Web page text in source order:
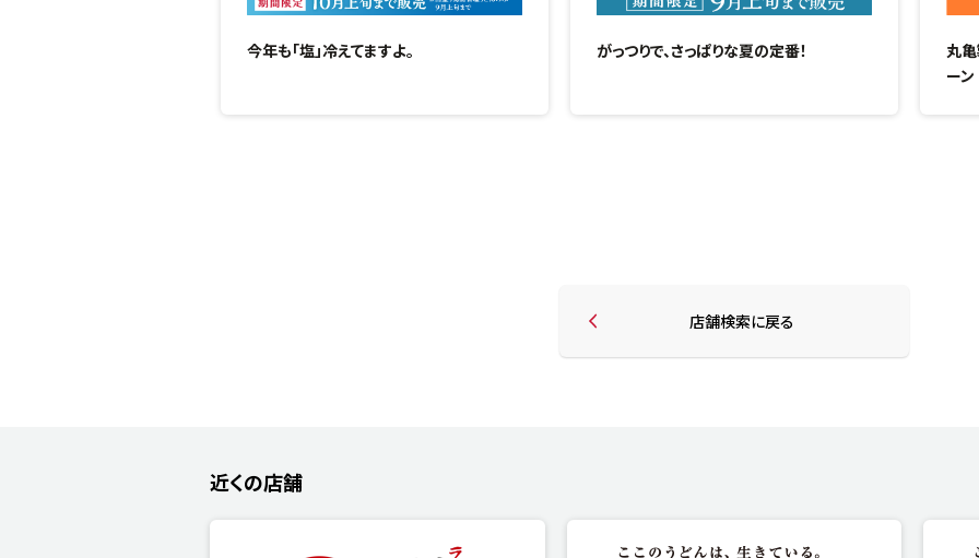
今年も「塩」冷えてますよ。 がっつりで、さっぱりな夏の定番！
丸
ーン
店舗検索に戻る
近くの店舗